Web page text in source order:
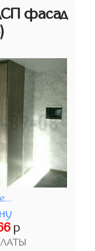
фасад
р